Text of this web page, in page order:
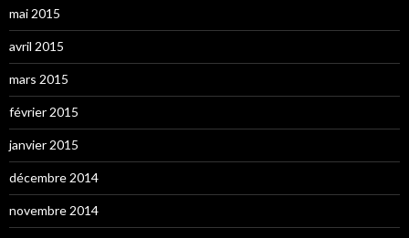
mai 2015
avril 2015
mars 2015
février 2015
janvier 2015
décembre 2014
novembre 2014